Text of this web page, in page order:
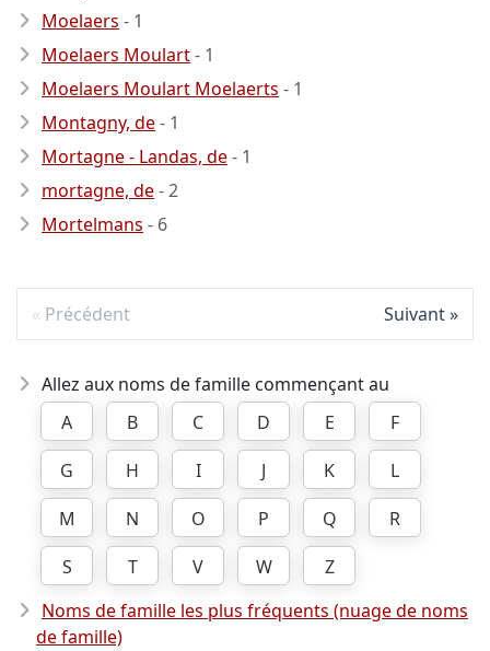
Moelaers - 1
Moelaers Moulart- 1
Moelaers Moulart Moelaerts - 1
Montagny, de- 1
Mortagne - Landas, de- 1
mortagne, de- 2
Mortelmans - 6
Précédent Suivant
Allez aux noms de famille commençant au
A
B C D E
F
G
H I J K
L
M
N O P Q
R
S
T V W
Z
Noms de famille les plus fréquents (nuage de noms
de famille)